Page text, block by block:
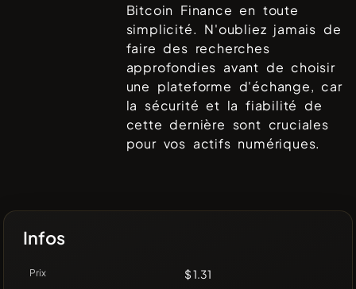
Bitcoin Finance en toute
simplicité. N'oubliez jamais de
faire des recherches
approfondies avant de choisir
une plateforme d'échange, car
la sécurité et la fiabilité de
cette dernière sont cruciales
pour vos actifs numériques.
Infos
Prix $ 1.31